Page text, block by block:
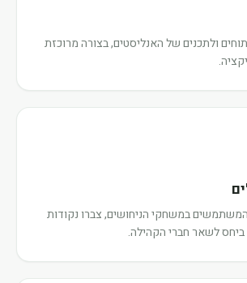
ולתכנים של האנליסטים, בצורה מרוכזת
במשחקי הניחושים, צברו נקודות
לשאר חברי הקהילה.